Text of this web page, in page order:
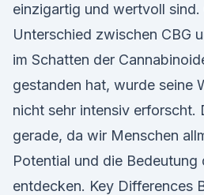
einzigartig und wertvoll
Unterschied zwischen CBG
im Schatten der
gestanden hat, wurde seine
nicht sehr intensiv erforscht.
gerade, da wir Menschen
Potential und die Bedeutung
entdecken. Key Differences